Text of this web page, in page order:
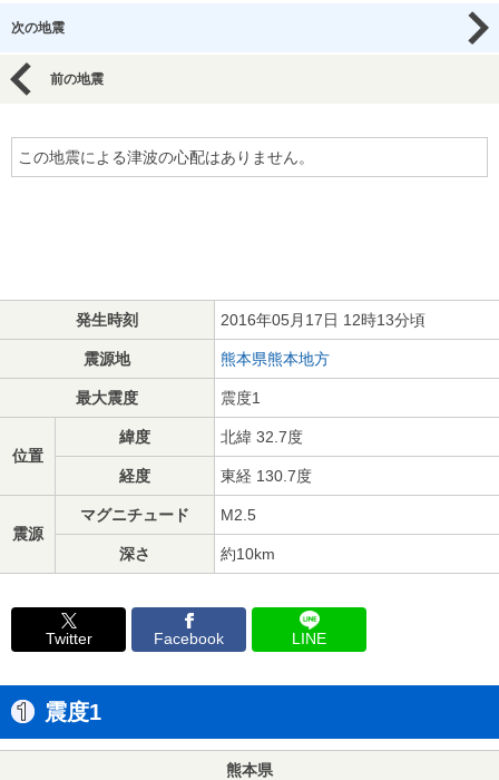
次の地震
前の地震
この地震による津波の心配はありません。
発生時刻 2016年05月17日 12時13分頃
震源地 熊本県熊本地方
最大震度 震度1
位置
緯度 北緯 32.7度
経度 東経 130.7度
震源
マグニチュード M2.5
深さ 約10km
Twitter Facebook LINE
震度1
熊本県